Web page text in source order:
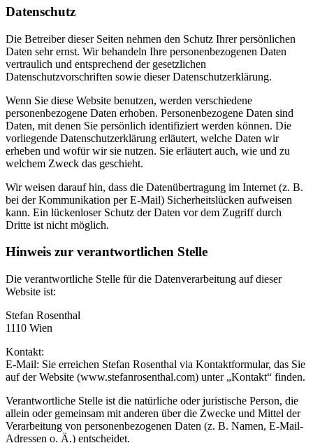
Datenschutz
Die Betreiber dieser Seiten nehmen den Schutz Ihrer persönlichen
Daten sehr ernst. Wir behandeln Ihre personenbezogenen Daten
vertraulich und entsprechend der gesetzlichen
Datenschutzvorschriften sowie dieser Datenschutzerklärung.
Wenn Sie diese Website benutzen, werden verschiedene
personenbezogene Daten erhoben. Personenbezogene Daten sind
Daten, mit denen Sie persönlich identifiziert werden können. Die
vorliegende Datenschutzerklärung erläutert, welche Daten wir
erheben und wofür wir sie nutzen. Sie erläutert auch, wie und zu
welchem Zweck das geschieht.
Wir weisen darauf hin, dass die Datenübertragung im Internet (z. B.
bei der Kommunikation per E-Mail) Sicherheitslücken aufweisen
kann. Ein lückenloser Schutz der Daten vor dem Zugriff durch
Dritte ist nicht möglich.
Hinweis zur verantwortlichen Stelle
Die verantwortliche Stelle für die Datenverarbeitung auf dieser
Website ist:
Stefan Rosenthal
1110 Wien
Kontakt:
E-Mail: Sie erreichen Stefan Rosenthal via Kontaktformular, das Sie
auf der Website (www.stefanrosenthal.com) unter „Kontakt“ finden.
Verantwortliche Stelle ist die natürliche oder juristische Person, die
allein oder gemeinsam mit anderen über die Zwecke und Mittel der
Verarbeitung von personenbezogenen Daten (z. B. Namen, E-Mail-
Adressen o. Ä.) entscheidet.